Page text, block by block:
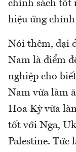
chính sách tốt
hiệu ứng
Nói thêm, đại
Nam là điểm
nghiệp cho
Nam vừa làm
Hoa Kỳ vừa
tốt với Nga,
Palestine. Tức